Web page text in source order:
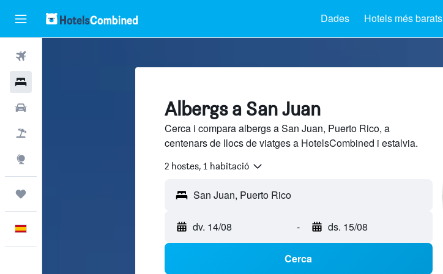
Dades Hotels més barats
Albergs a San Juan
Cerca i compara albergs a San Juan, Puerto Rico, a
centenars de llocs de viatges a HotelsCombined i estalvia.
2 hostes, 1 habitació
dv. 14/08 - ds. 15/08
Cerca